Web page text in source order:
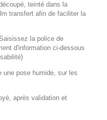
teinté dans la
transfert afin de faciliter la
la police de
d'information ci-dessous
une pose humide, sur les
après validation et